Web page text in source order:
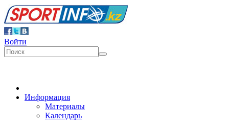
Войти
Информация
Материалы
Календарь